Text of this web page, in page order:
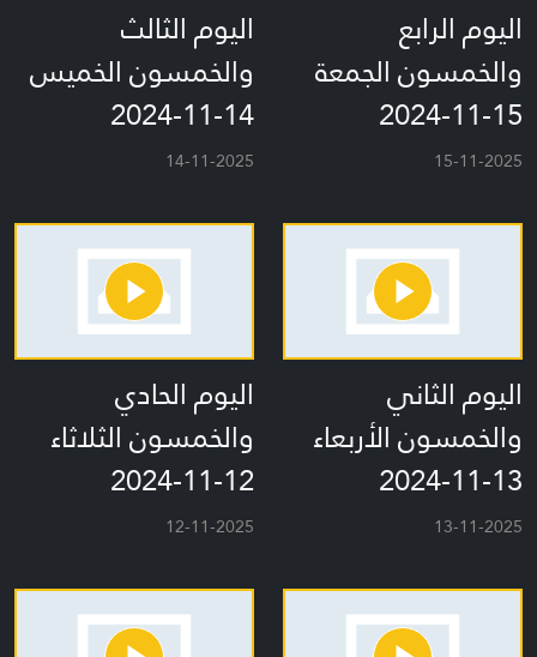
اليوم الرابع
والخمسون الجمعة
15-11-2024
15-11-2025
اليوم الثالث
والخمسون الخميس
14-11-2024
14-11-2025
اليوم الثاني
والخمسون الأربعاء
13-11-2024
13-11-2025
اليوم الحادي
والخمسون الثلاثاء
12-11-2024
12-11-2025